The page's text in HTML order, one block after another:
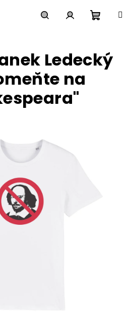
košík
Ledecký
na